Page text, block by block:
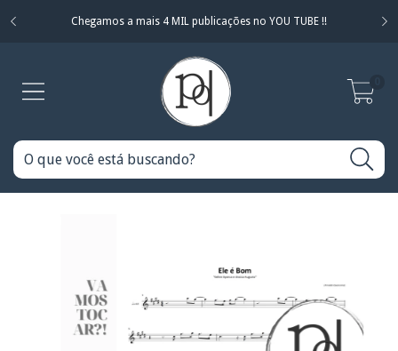
Chegamos a mais 4 MIL publicações no YOU TUBE !!